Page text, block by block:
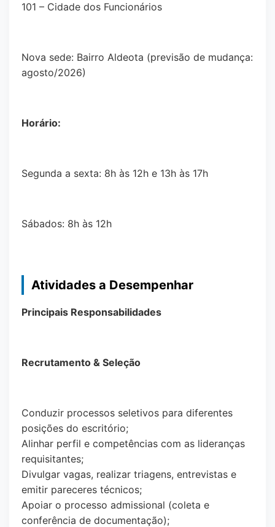
101 – Cidade dos Funcionários
Nova sede: Bairro Aldeota (previsão de mudança:
agosto/2026)
Horário:
Segunda a sexta: 8h às 12h e 13h às 17h
Sábados: 8h às 12h
Atividades a Desempenhar
Principais Responsabilidades
Recrutamento & Seleção
Conduzir processos seletivos para diferentes
posições do escritório;
Alinhar perfil e competências com as lideranças
requisitantes;
Divulgar vagas, realizar triagens, entrevistas e
emitir pareceres técnicos;
Apoiar o processo admissional (coleta e
conferência de documentação);